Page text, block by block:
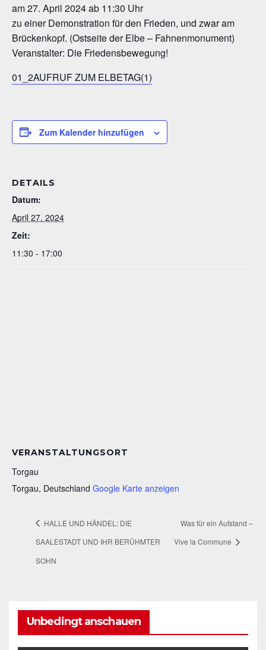
am 27. April 2024 ab 11:30 Uhr
zu einer Demonstration für den Frieden, und zwar am
Brückenkopf. (Ostseite der Elbe – Fahnenmonument)
Veranstalter: Die Friedensbewegung!
01_2AUFRUF ZUM ELBETAG(1)
Zum Kalender hinzufügen
DETAILS
Datum:
April 27, 2024
Zeit:
11:30 - 17:00
VERANSTALTUNGSORT
Torgau
Torgau, Deutschland Google Karte anzeigen
HALLE UND HÄNDEL: DIE
SAALESTADT UND IHR BERÜHMTER
SOHN
Was für ein Aufstand –
Vive la Commune
Unbedingt anschauen